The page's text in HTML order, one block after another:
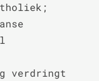
verdringt